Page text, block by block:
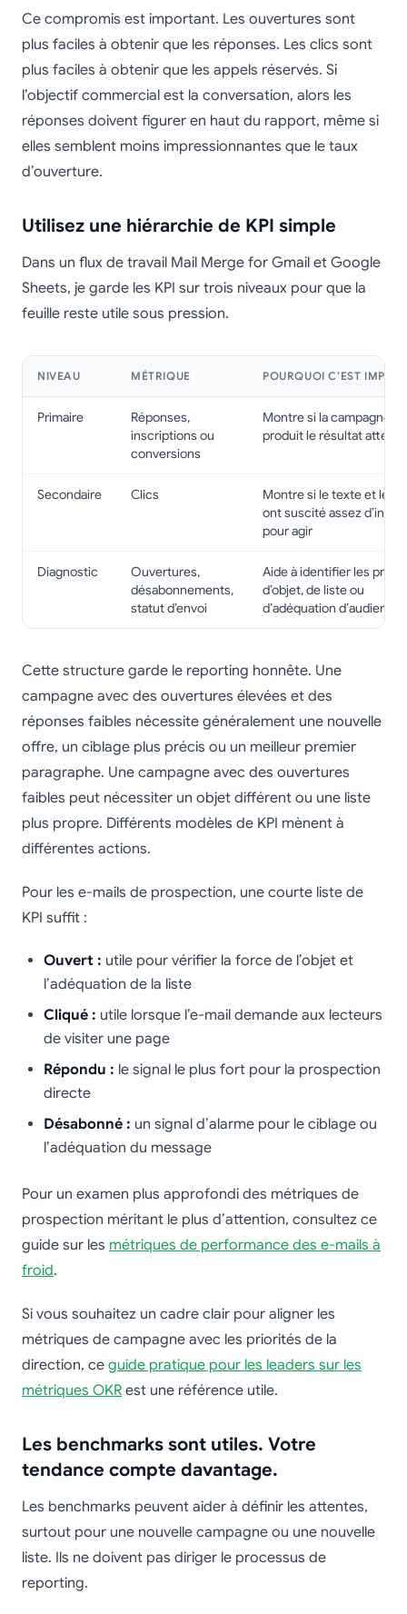
Ce compromis est important. Les ouvertures sont
plus faciles à obtenir que les réponses. Les clics sont
plus faciles à obtenir que les appels réservés. Si
l’objectif commercial est la conversation, alors les
réponses doivent figurer en haut du rapport, même si
elles semblent moins impressionnantes que le taux
d’ouverture.
Utilisez une hiérarchie de KPI simple
Dans un flux de travail Mail Merge for Gmail et Google
Sheets, je garde les KPI sur trois niveaux pour que la
feuille reste utile sous pression.
NIVEAU MÉTRIQUE POURQUOI C’EST
Primaire
Réponses,
inscriptions ou
conversions
Montre si la campagne a
produit le résultat
Secondaire Clics
Montre si le texte et le
ont suscité assez
pour agir
Diagnostic
Ouvertures,
désabonnements,
statut d’envoi
Aide à identifier les
d’objet, de liste ou
d’adéquation d’audience
Cette structure garde le reporting honnête. Une
campagne avec des ouvertures élevées et des
réponses faibles nécessite généralement une nouvelle
offre, un ciblage plus précis ou un meilleur premier
paragraphe. Une campagne avec des ouvertures
faibles peut nécessiter un objet différent ou une liste
plus propre. Différents modèles de KPI mènent à
différentes actions.
Pour les e-mails de prospection, une courte liste de
KPI suffit :
Ouvert : utile pour vérifier la force de l’objet et
l’adéquation de la liste
Cliqué : utile lorsque l’e-mail demande aux lecteurs
de visiter une page
Répondu : le signal le plus fort pour la prospection
directe
Désabonné : un signal d’alarme pour le ciblage ou
l’adéquation du message
Pour un examen plus approfondi des métriques de
prospection méritant le plus d’attention, consultez ce
guide sur les métriques de performance des e-mails à
froid.
Si vous souhaitez un cadre clair pour aligner les
métriques de campagne avec les priorités de la
direction, ce guide pratique pour les leaders sur les
métriques OKR est une référence utile.
Les benchmarks sont utiles. Votre
tendance compte davantage.
Les benchmarks peuvent aider à définir les attentes,
surtout pour une nouvelle campagne ou une nouvelle
liste. Ils ne doivent pas diriger le processus de
reporting.